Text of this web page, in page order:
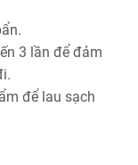
3 lần để đảm
để lau sạch